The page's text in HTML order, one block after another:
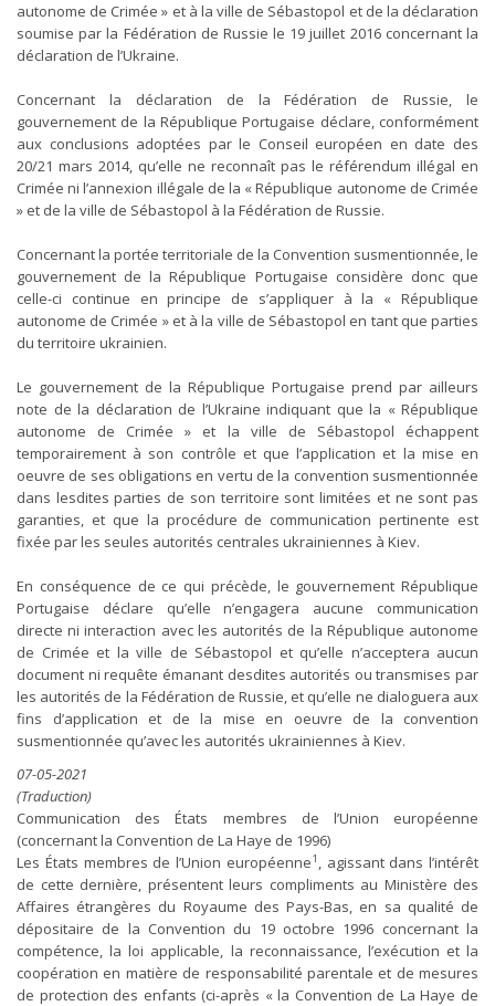
autonome de Crimée » et à la ville de Sébastopol et de la déclaration
soumise par la Fédération de Russie le 19 juillet 2016 concernant la
déclaration de l’Ukraine.
Concernant la déclaration de la Fédération de Russie, le
gouvernement de la République Portugaise déclare, conformément
aux conclusions adoptées par le Conseil européen en date des
20/21 mars 2014, qu’elle ne reconnaît pas le référendum illégal en
Crimée ni l’annexion illégale de la « République autonome de Crimée
» et de la ville de Sébastopol à la Fédération de Russie.
Concernant la portée territoriale de la Convention susmentionnée, le
gouvernement de la République Portugaise considère donc que
celle-ci continue en principe de s’appliquer à la « République
autonome de Crimée » et à la ville de Sébastopol en tant que parties
du territoire ukrainien.
Le gouvernement de la République Portugaise prend par ailleurs
note de la déclaration de l’Ukraine indiquant que la « République
autonome de Crimée » et la ville de Sébastopol échappent
temporairement à son contrôle et que l’application et la mise en
oeuvre de ses obligations en vertu de la convention susmentionnée
dans lesdites parties de son territoire sont limitées et ne sont pas
garanties, et que la procédure de communication pertinente est
fixée par les seules autorités centrales ukrainiennes à Kiev.
En conséquence de ce qui précède, le gouvernement République
Portugaise déclare qu’elle n’engagera aucune communication
directe ni interaction avec les autorités de la République autonome
de Crimée et la ville de Sébastopol et qu’elle n’acceptera aucun
document ni requête émanant desdites autorités ou transmises par
les autorités de la Fédération de Russie, et qu’elle ne dialoguera aux
fins d’application et de la mise en oeuvre de la convention
susmentionnée qu’avec les autorités ukrainiennes à Kiev.
07-05-2021
(Traduction)
Communication des États membres de l’Union européenne
(concernant la Convention de La Haye de 1996)
Les États membres de l’Union européenne1 , agissant dans l’intérêt
de cette dernière, présentent leurs compliments au Ministère des
Affaires étrangères du Royaume des Pays-Bas, en sa qualité de
dépositaire de la Convention du 19 octobre 1996 concernant la
compétence, la loi applicable, la reconnaissance, l’exécution et la
coopération en matière de responsabilité parentale et de mesures
de protection des enfants (ci-après « la Convention de La Haye de